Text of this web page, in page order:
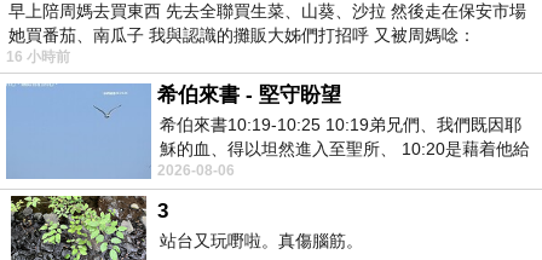
的《海街日記》那時也是有正面評價，所以對這次佳評如
潮，題材也特別的《小偷家族》更好奇，可惜來不及在電
影上映時看，幸好這次能透過書來品嘗這個故事。
看似三代同堂的平凡家庭，卻有不為人知的秘密，這個家
中的所有人都沒有血緣關係，卻同住一個屋簷下，而一家
人靠著偷竊與微薄的薪水、年金低調的過生活，直到樹里
早上陪周媽去買東西 先去全聯買生菜、山葵、沙拉 然後走在保安市場
她買番茄、南瓜子 我與認識的攤販大姊們打招呼 又被周媽唸：
16 小時前
希伯來書 - 堅守盼望
希伯來書10:19-10:25 10:19弟兄們、我們既因耶
穌的血、得以坦然進入至聖所、 10:20是藉着他給
我們開了一條又新又活的路從幔子經過
2026-08-06
3
站台又玩嘢啦。真傷腦筋。